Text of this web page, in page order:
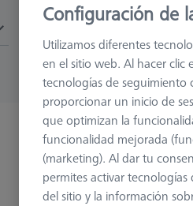
Configuración de
Utilizamos diferentes
en el sitio web. Al hacer
tecnologías de seguimiento
proporcionar un inicio de
que optimizan la
funcionalidad mejorada
(marketing). Al dar tu
permites activar
del sitio y la información